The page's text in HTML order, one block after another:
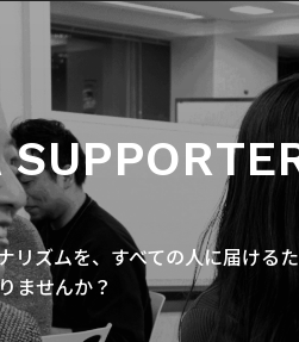
リズムを、すべての人に届ける
ませんか？